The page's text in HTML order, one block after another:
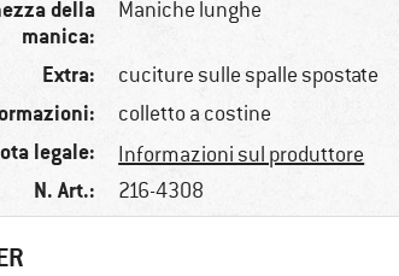
della
manica:
Maniche lunghe
Extra: cuciture sulle spalle spostate
colletto a costine
legale: Informazioni sul produttore
N. Art.: 216-4308